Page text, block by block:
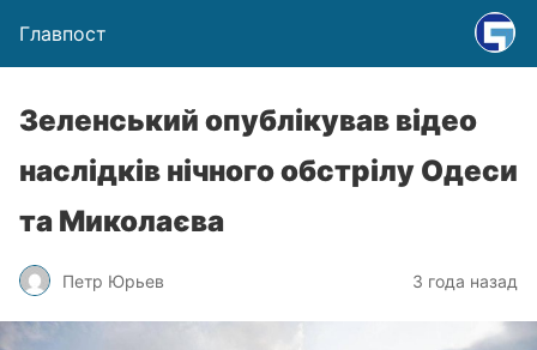
Главпост
Зеленський опублікував відео
наслідків нічного обстрілу Одеси
та Миколаєва
Петр Юрьев 3 года назад